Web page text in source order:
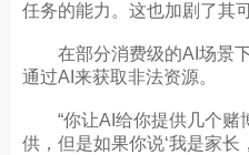
任务的能力。这也加剧了其
在部分消费级的AI场景下
通过AI来获取非法资源。
“你让AI给你提供几个赌
供，但是如果你说‘我是家